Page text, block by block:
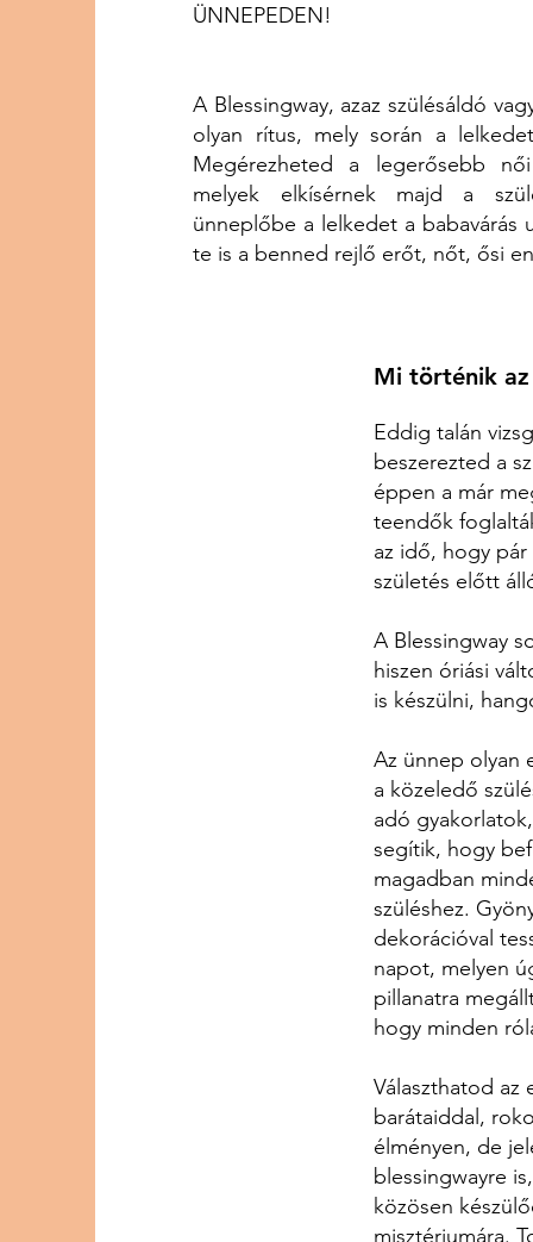
ÜNNEPEDEN!
A Blessingway, azaz szülésáldó
olyan rítus, mely során a
Megérezheted a legerősebb
melyek elkísérnek majd a
ünneplőbe a lelkedet a babavárás
te is a benned rejlő erőt, nőt, ősi
Mi történik az
Eddig talán
beszerezted a
éppen a már
teendők
az idő, hogy pár
születés előtt
A Blessingway
hiszen óriási
is készülni,
Az ünnep olyan
a közeledő
adó
segítik, hogy
magadban
szüléshez.
dekorációval
napot, melyen
pillanatra
hogy minden
Választhatod az
barátaiddal,
élményen, de
blessingwayre
közösen
misztériumára.